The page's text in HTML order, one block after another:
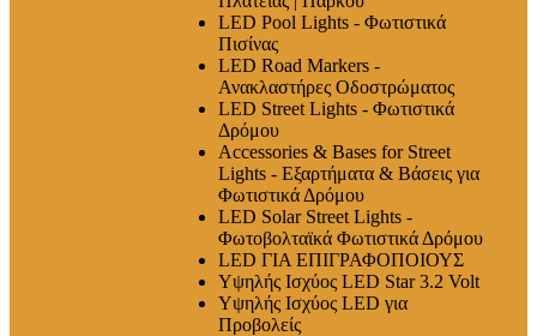
LED Pool Lights - Φωτιστικά
Πισίνας
LED Road Markers -
Ανακλαστήρες Οδοστρώματος
LED Street Lights - Φωτιστικά
Δρόμου
Accessories & Bases for Street
Lights - Εξαρτήματα & Βάσεις για
Φωτιστικά Δρόμου
LED Solar Street Lights -
Φωτοβολταϊκά Φωτιστικά Δρόμου
LED ΓΙΑ ΕΠΙΓΡΑΦΟΠΟΙΟΥΣ
Υψηλής Ισχύος LED Star 3.2 Volt
Υψηλής Ισχύος LED για
Προβολείς